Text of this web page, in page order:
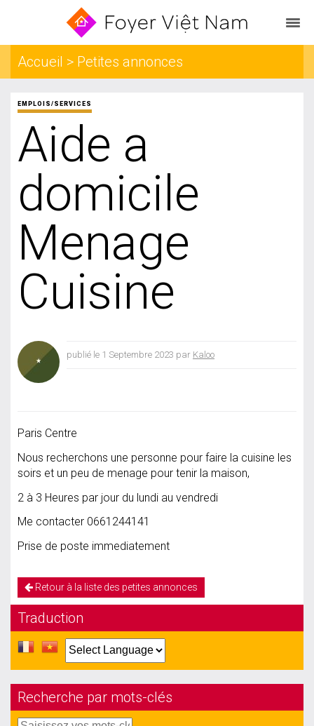
Accueil > Petites annonces
EMPLOIS/SERVICES
Aide a
domicile
Menage
Cuisine
publié le 1 Septembre 2023 par Kaloo
Paris Centre
Nous recherchons une personne pour faire la cuisine les
soirs et un peu de menage pour tenir la maison,
2 à 3 Heures par jour du lundi au vendredi
Me contacter 0661244141
Prise de poste immediatement
Retour à la liste des petites annonces
Traduction
Recherche par mots-clés